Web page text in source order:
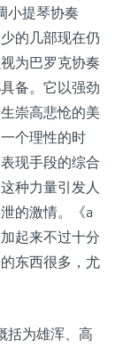
小提琴协奏
的几部现在仍
为巴罗克协奏
备。它以强劲
崇高悲怆的美
个理性的时
现手段的综合
种力量引发人
的激情。《a
起来不过十分
东西很多，尤
括为雄浑、高